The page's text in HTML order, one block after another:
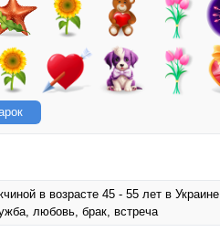
в возрасте 45 - 55 лет в Украине
любовь, брак, встреча